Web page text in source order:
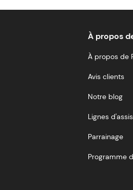
À propos
À propos de
Avis clients
Notre blog
Lignes
Parrainage
Programme